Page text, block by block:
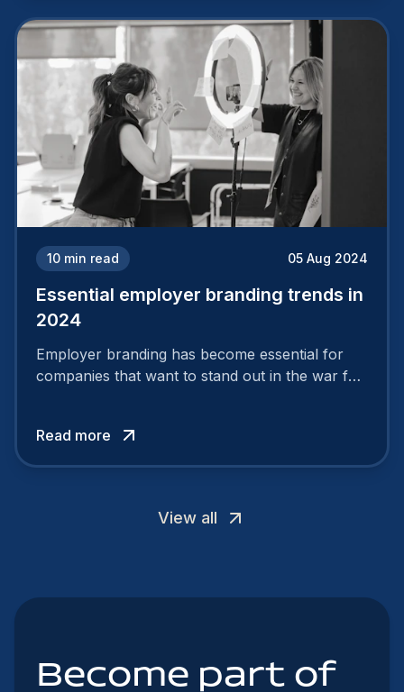
10 min read 05 Aug 2024
Essential employer branding trends in
2024
Employer branding has become essential for
companies that want to stand out in the war for
attract the best profiles.
Read more
View all
Become part of